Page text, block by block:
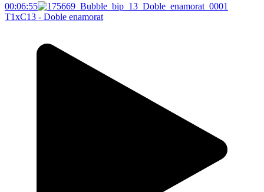
00:06:55
T1xC13 - Doble enamorat